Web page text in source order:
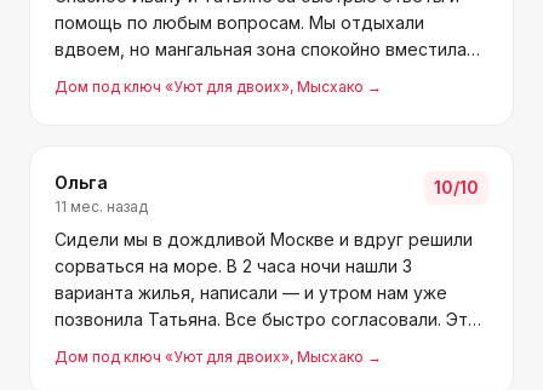
помощь по любым вопросам. Мы отдыхали
вдвоем, но мангальная зона спокойно вместила
Дом под ключ «Уют для двоих», Мысхако →
Ольга
11 мес. назад
10/10
Сидели мы в дождливой Москве и вдруг решили
сорваться на море. В 2 часа ночи нашли 3
варианта жилья, написали — и утром нам уже
позвонила Татьяна. Все быстро согласовали. Это
Дом под ключ «Уют для двоих», Мысхако →